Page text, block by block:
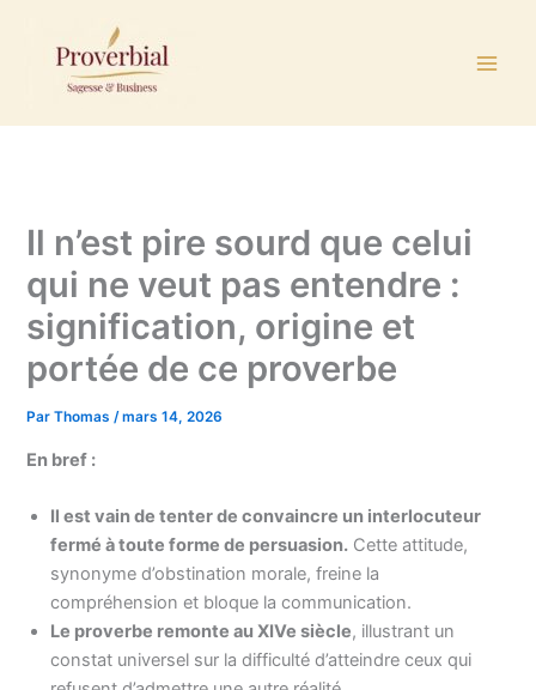
contenu
Il n’est pire sourd que celui
qui ne veut pas entendre :
signification, origine et
portée de ce proverbe
ParThomas/mars 14, 2026
En bref :
Il est vain de tenter de convaincre un interlocuteur
fermé à toute forme de persuasion. Cette attitude,
synonyme d’obstination morale, freine la
compréhension et bloque la communication.
Le proverbe remonte au XIVe siècle, illustrant un
constat universel sur la difficulté d’atteindre ceux qui